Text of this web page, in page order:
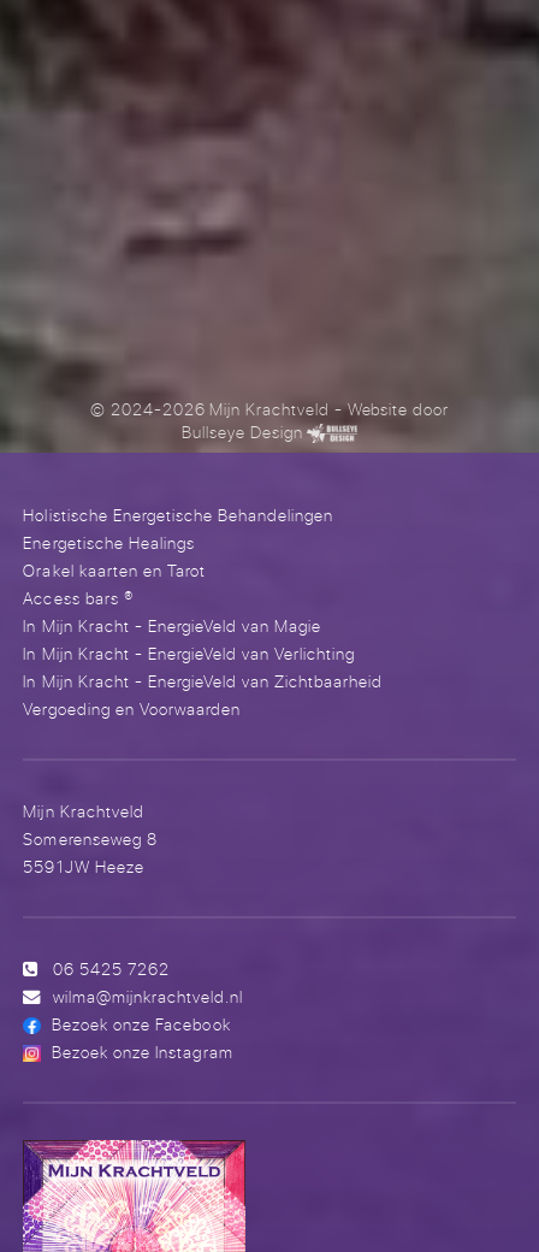
© 2024-2026 Mijn Krachtveld - Website door
Bullseye Design
Holistische Energetische Behandelingen
Energetische Healings
Orakel kaarten en Tarot
Access bars ®
In Mijn Kracht - EnergieVeld van Magie
In Mijn Kracht - EnergieVeld van Verlichting
In Mijn Kracht - EnergieVeld van Zichtbaarheid
Vergoeding en Voorwaarden
Mijn Krachtveld
Somerenseweg 8
5591JW Heeze
06 5425 7262
wilma@mijnkrachtveld.nl
Bezoek onze Facebook
Bezoek onze Instagram